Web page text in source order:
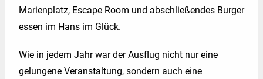
Kontakt
Marienplatz, Escape Room und abschließendes Burger
essen im Hans im Glück.
Wie in jedem Jahr war der Ausflug nicht nur eine
gelungene Veranstaltung, sondern auch eine